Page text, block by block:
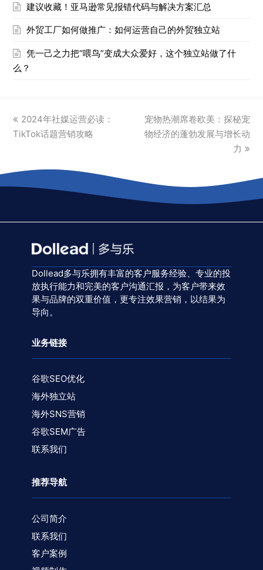
建议收藏！亚马逊常见报错代码与解决方案汇总
外贸工厂如何做推广：如何运营自己的外贸独立站
凭一己之力把“喂鸟”变成大众爱好，这个独立站做了什
么？
previous
post:
2024年社媒运营必读：
TikTok话题营销攻略
next
post:
宠物热潮席卷欧美：探秘宠
物经济的蓬勃发展与增长动
力
Dollead多与乐拥有丰富的客户服务经验、专业的投
放执行能力和完美的客户沟通汇报，为客户带来效
果与品牌的双重价值，更专注效果营销，以结果为
导向。
业务链接
谷歌SEO优化
海外独立站
海外SNS营销
谷歌SEM广告
联系我们
推荐导航
公司简介
联系我们
客户案例